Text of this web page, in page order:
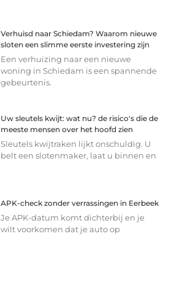
Verhuisd naar Schiedam? Waarom nieuwe
sloten een slimme eerste investering zijn
Een verhuizing naar een nieuwe
woning in Schiedam is een spannende
gebeurtenis.
Uw sleutels kwijt: wat nu? de risico's die de
meeste mensen over het hoofd zien
Sleutels kwijtraken lijkt onschuldig. U
belt een slotenmaker, laat u binnen en
APK-check zonder verrassingen in Eerbeek
Je APK-datum komt dichterbij en je
wilt voorkomen dat je auto op